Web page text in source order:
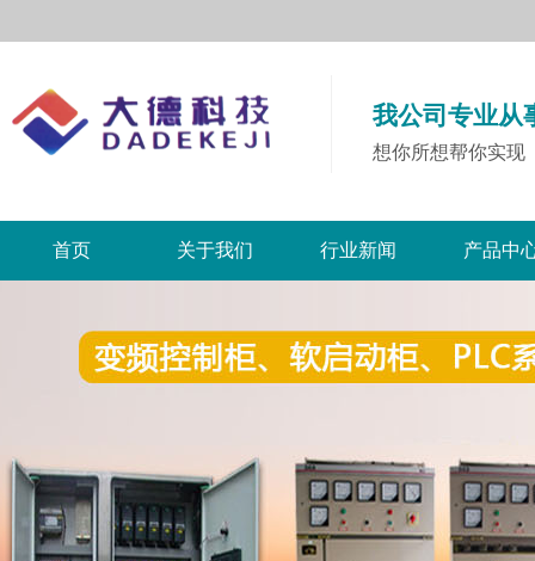
我公司专业从
想你所想帮你实现
首页 关于我们 行业新闻 产品中